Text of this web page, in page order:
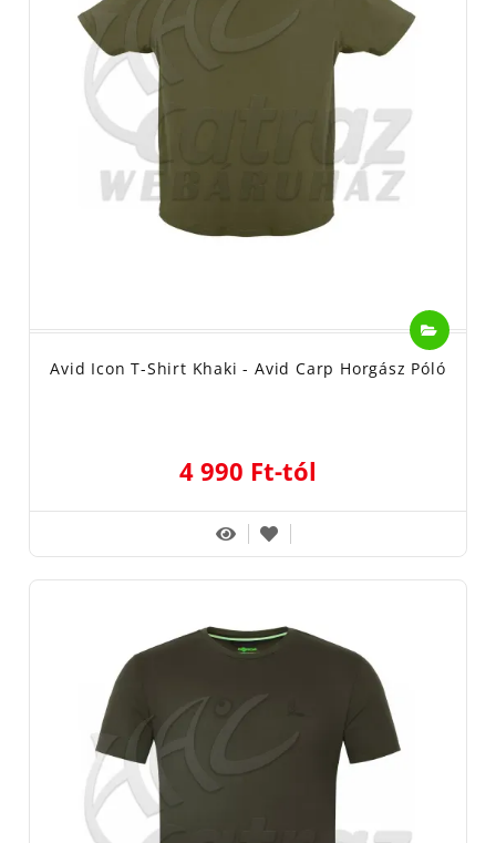
Avid Icon T-Shirt Khaki - Avid Carp Horgász Póló
4 990 Ft-tól